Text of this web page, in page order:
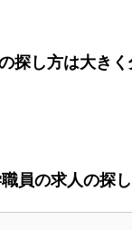
探し方は大き
職員の求人の探